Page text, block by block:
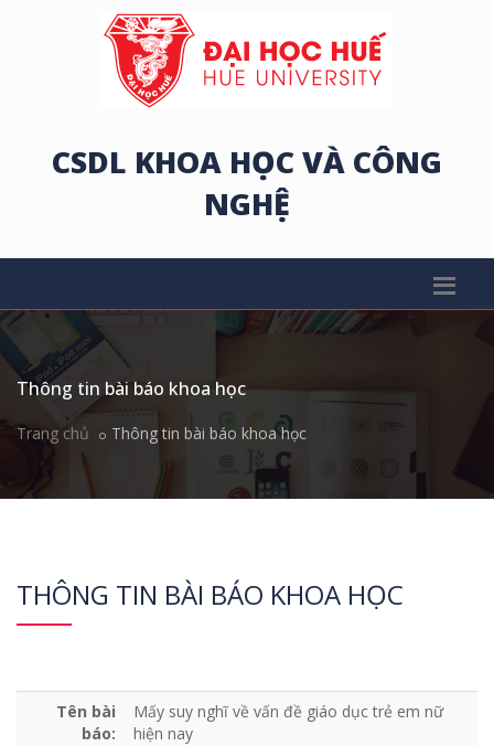
CSDL KHOA HỌC VÀ CÔNG
NGHỆ
Thông tin bài báo khoa học
Trang chủ Thông tin bài báo khoa học
THÔNG TIN BÀI BÁO KHOA HỌC
Tên bài
báo:
Mấy suy nghĩ về vấn đề giáo dục trẻ em nữ
hiện nay